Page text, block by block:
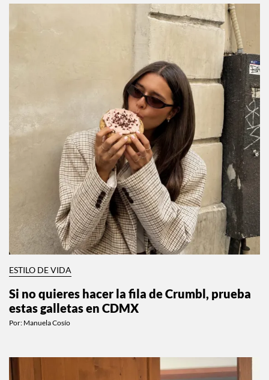
ESTILO DE VIDA
Si no quieres hacer la fila de Crumbl, prueba
estas galletas en CDMX
Por: Manuela Cosío